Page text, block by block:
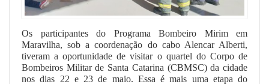
Os participantes do Programa Bombeiro Mirim em
Maravilha, sob a coordenação do cabo Alencar Alberti,
tiveram a oportunidade de visitar o quartel do Corpo de
Bombeiros Militar de Santa Catarina (CBMSC) da cidade
nos dias 22 e 23 de maio. Essa é mais uma etapa do